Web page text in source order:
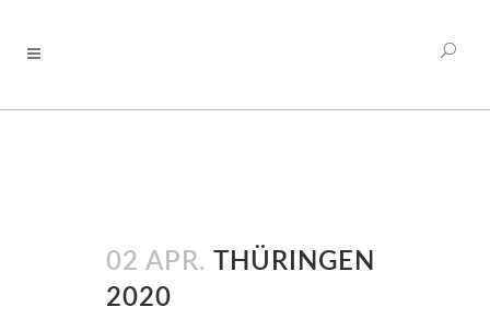
02 APR.
THÜRINGEN
2020